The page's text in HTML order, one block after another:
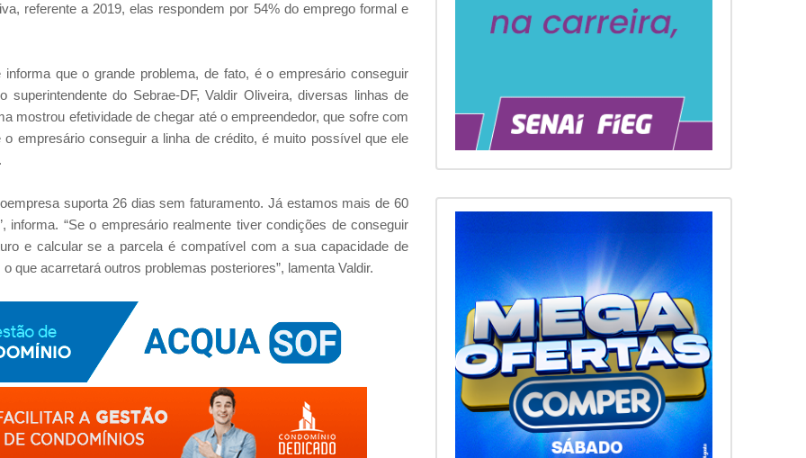
referente a 2019, elas respondem por 54% do emprego formal e
que o grande problema, de fato, é o empresário conseguir
do Sebrae-DF, Valdir Oliveira, diversas linhas de
mostrou efetividade de chegar até o empreendedor, que sofre com
empresário conseguir a linha de crédito, é muito possível que ele
suporta 26 dias sem faturamento. Já estamos mais de 60
“Se o empresário realmente tiver condições de conseguir
e calcular se a parcela é compatível com a sua capacidade de
que acarretará outros problemas posteriores”, lamenta Valdir.